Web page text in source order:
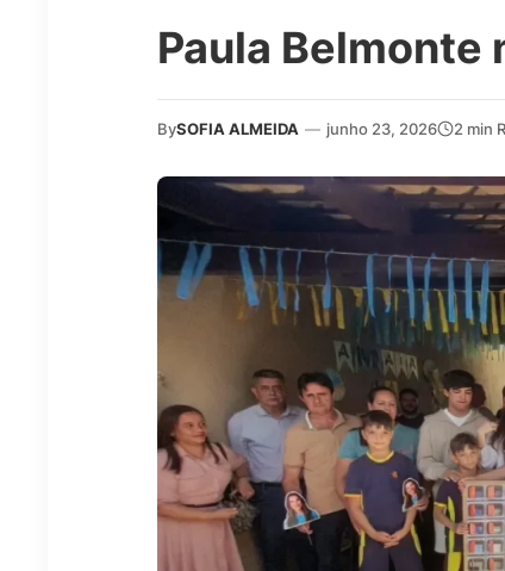
Paula Belmonte
BySOFIA ALMEIDA — junho 23, 2026 2 min